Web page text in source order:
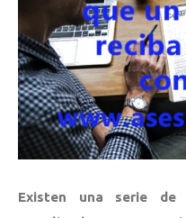
Existen una serie de